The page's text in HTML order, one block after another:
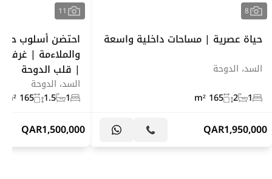
8
حياة عصرية | مساحات داخلية واسعة
السد، الدوحة
1
2
165 m²
1,950,000
QAR
11
احتضن أسلوب
والملاءمة |
| قلب الدوحة
السد، الدوحة
1
1.5
165 m²
1,500,000
QAR